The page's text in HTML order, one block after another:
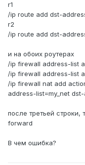
r1
/ip route add dst-
r2
/ip route add dst-
и на обоих роутерах
/ip firewall address-list
/ip firewall address-list
/ip firewall nat add
address-list=my_net
после третьей
forward
В чем ошибка?